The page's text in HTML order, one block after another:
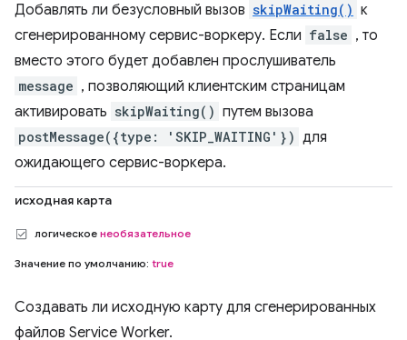
Добавлять ли безусловный вызов skipWaiting() к
сгенерированному сервис-воркеру. Если false , то
вместо этого будет добавлен прослушиватель
message , позволяющий клиентским страницам
активировать skipWaiting() путем вызова
postMessage({type: 'SKIP_WAITING'}) для
ожидающего сервис-воркера.
исходная карта
логическое необязательное
Значение по умолчанию: true
Создавать ли исходную карту для сгенерированных
файлов Service Worker.